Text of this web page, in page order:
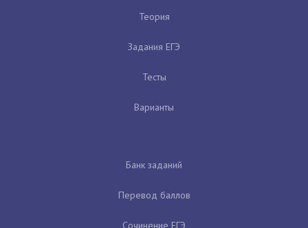
Теория
Задания ЕГЭ
Тесты
Варианты
Банк заданий
Перевод баллов
Сочинение ЕГЭ